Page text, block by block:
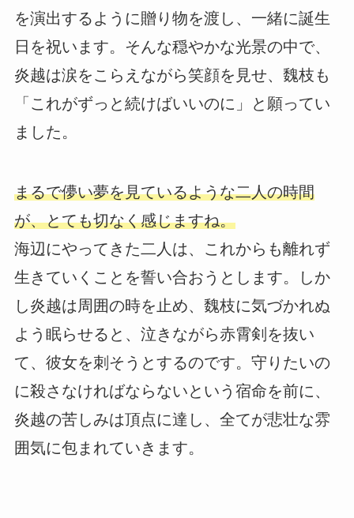
を演出するように贈り物を渡し、一緒に誕生
日を祝います。そんな穏やかな光景の中で、
炎越は涙をこらえながら笑顔を見せ、魏枝も
「これがずっと続けばいいのに」と願ってい
ました。
まるで儚い夢を見ているような二人の時間
が、とても切なく感じますね。
海辺にやってきた二人は、これからも離れず
生きていくことを誓い合おうとします。しか
し炎越は周囲の時を止め、魏枝に気づかれぬ
よう眠らせると、泣きながら赤霄剣を抜い
て、彼女を刺そうとするのです。守りたいの
に殺さなければならないという宿命を前に、
炎越の苦しみは頂点に達し、全てが悲壮な雰
囲気に包まれていきます。